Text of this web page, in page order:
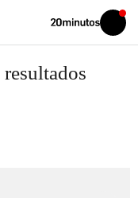
Volver
Iniciar
sesión